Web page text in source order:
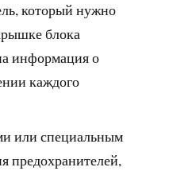
который нужно
блока
информация о
каждого
или специальным
предохранителей,